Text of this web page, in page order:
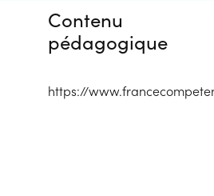
Contenu
pédagogique
https://